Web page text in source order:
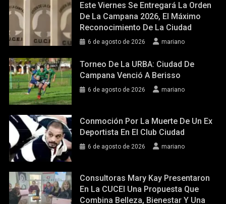
Este Viernes Se Entregará La Orden
De La Campana 2026, El Máximo
Reconocimiento De La Ciudad
6 de agosto de 2026 mariano
Torneo De La URBA: Ciudad De
Campana Venció A Berisso
6 de agosto de 2026 mariano
Conmoción Por La Muerte De Un Ex
Deportista En El Club Ciudad
6 de agosto de 2026 mariano
Consultoras Mary Kay Presentaron
En La CUCEI Una Propuesta Que
Combina Belleza, Bienestar Y Una